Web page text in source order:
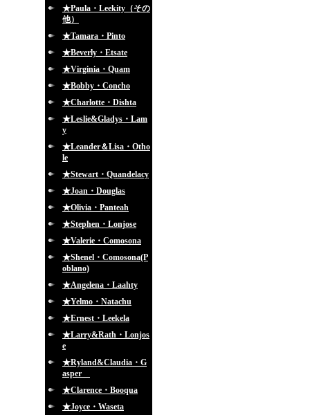
★Paula・Leekity（その
他）
★Tamara・Pinto
★Beverly・Etsate
★Virginia・Quam
★Bobby・Concho
★Charlotte・Dishta
★Leslie&Gladys・Lam
y
★Leander＆Lisa・Otho
le
★Stewart・Quandelacy
★Joan・Douglas
★Olivia・Panteah
★Stephen・Lonjose
★Valerie・Comosona
★Shenel・Comosona(P
oblano)
★Angelena・Laahty
★Yelmo・Natachu
★Ernest・Leekela
★Larry&Rath・Lonjos
e
★Ryland&Claudia・G
asper
★Clarence・Booqua
★Joyce・Waseta